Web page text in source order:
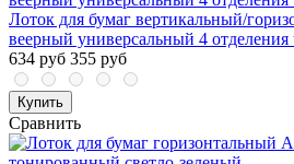
Лоток для бумаг вертикальный/
веерный универсальный 4
634 руб 355 руб
Купить
Сравнить